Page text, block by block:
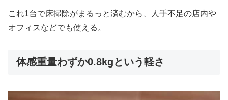
これ1台で床掃除がまるっと済むから、人手不足の店内や
オフィスなどでも使える。
体感重量わずか0.8kgという軽さ